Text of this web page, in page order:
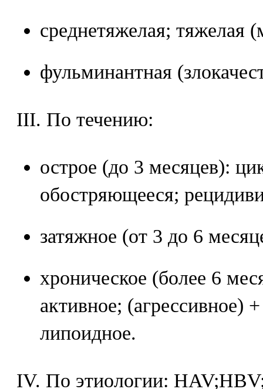
среднетяжелая; тяжелая
фульминантная
III. По течению:
острое (до 3 месяцев):
обостряющееся;
затяжное (от 3 до 6
хроническое (более 6
активное; (агрессивное)
липоидное.
IV. По этиологии: